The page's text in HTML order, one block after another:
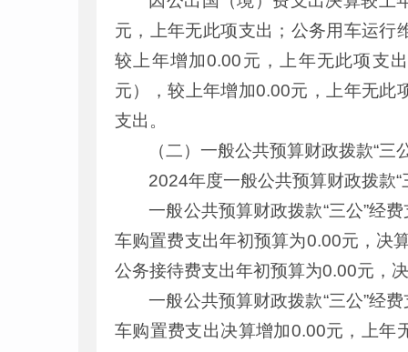
元，上年无此项支出；公务用车运行
较上年增加0.00元，上年无此项支
元），较上年增加0.00元，上年无此
支出。
（二）一般公共预算财政拨款“三
2024年度一般公共预算财政拨款
一般公共预算财政拨款“三公”经
车购置费支出年初预算为0.00元，决
公务接待费支出年初预算为0.00元，
一般公共预算财政拨款“三公”经
车购置费支出决算增加0.00元，上年